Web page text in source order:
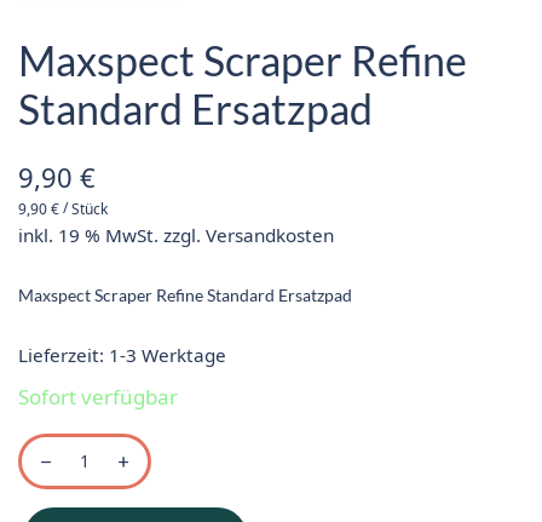
Maxspect Scraper Refine
Standard Ersatzpad
9,90€
9,90€/Stück
inkl. 19 % MwSt. zzgl.Versandkosten
Maxspect Scraper Refine Standard Ersatzpad
Lieferzeit: 1-3 Werktage
Sofort verfügbar